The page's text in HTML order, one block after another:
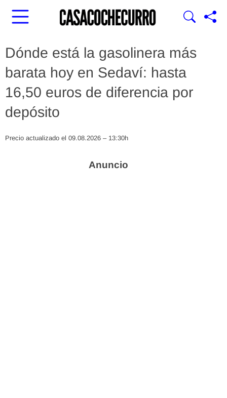
Dónde está la gasolinera más
barata hoy en Sedaví: hasta
16,50 euros de diferencia por
depósito
Precio actualizado el 09.08.2026 – 13:30h